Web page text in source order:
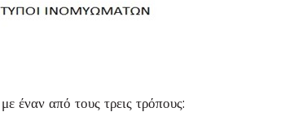
έναν από τους τρεις τρόπους: